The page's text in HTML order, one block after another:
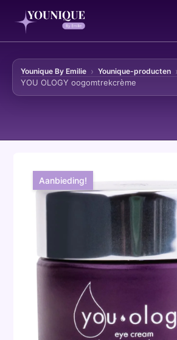
Younique By Emilie Younique-producten
YOU OLOGY oogomtrekcrème
Ga naar de inhoud
Aanbieding!